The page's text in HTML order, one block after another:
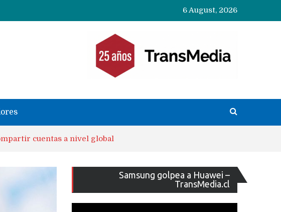
6 August, 2026
cuentas a nivel global
Samsung golpea a Huawei –
TransMedia.cl
de
vídeo